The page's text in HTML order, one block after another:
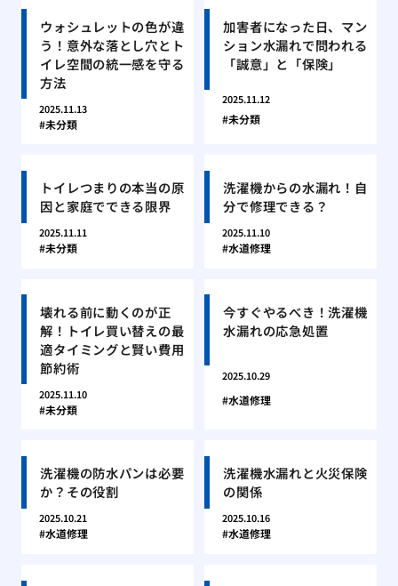
ウォシュレットの色が違
う！意外な落とし穴とト
イレ空間の統一感を守る
方法
2025.11.13
未分類
加害者になった日、マン
ション水漏れで問われる
「誠意」と「保険」
2025.11.12
未分類
トイレつまりの本当の原
因と家庭でできる限界
2025.11.11
未分類
洗濯機からの水漏れ！自
分で修理できる？
2025.11.10
水道修理
壊れる前に動くのが正
解！トイレ買い替えの最
適タイミングと賢い費用
節約術
2025.11.10
未分類
今すぐやるべき！洗濯機
水漏れの応急処置
2025.10.29
水道修理
洗濯機の防水パンは必要
か？その役割
2025.10.21
水道修理
洗濯機水漏れと火災保険
の関係
2025.10.16
水道修理